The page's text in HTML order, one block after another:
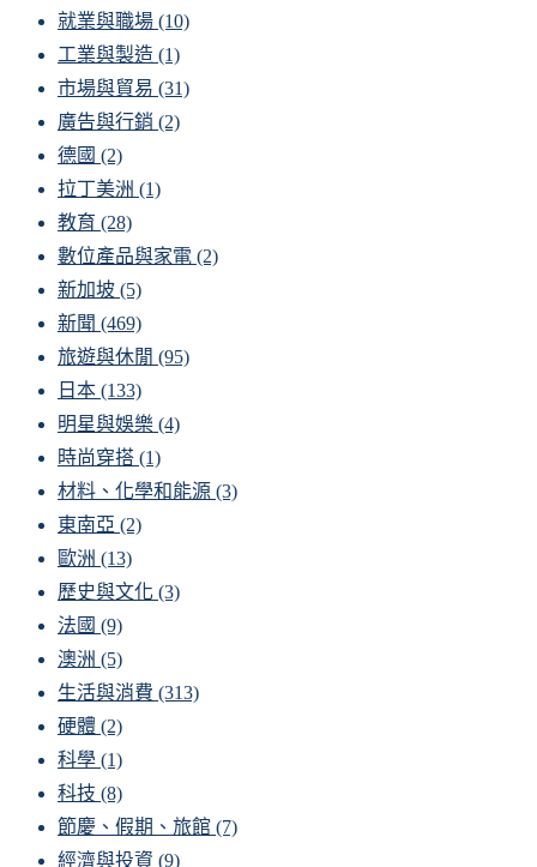
就業與職場 (10)
工業與製造 (1)
市場與貿易 (31)
廣告與行銷 (2)
德國 (2)
拉丁美洲 (1)
教育 (28)
數位產品與家電 (2)
新加坡 (5)
新聞 (469)
旅遊與休閒 (95)
日本 (133)
明星與娛樂 (4)
時尚穿搭 (1)
材料、化學和能源 (3)
東南亞 (2)
歐洲 (13)
歷史與文化 (3)
法國 (9)
澳洲 (5)
生活與消費 (313)
硬體 (2)
科學 (1)
科技 (8)
節慶、假期、旅館 (7)
經濟與投資 (9)